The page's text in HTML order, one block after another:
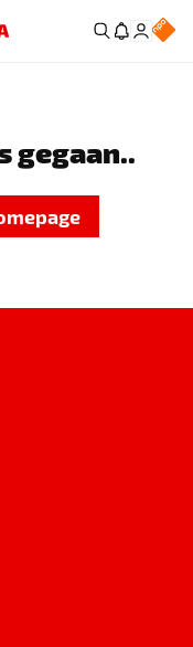
gegaan..